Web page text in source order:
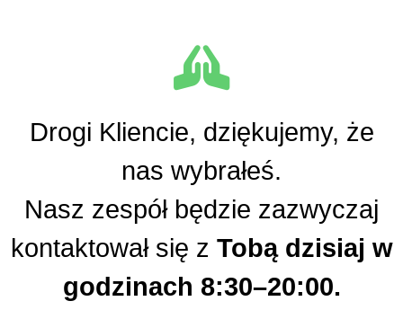
Drogi Kliencie, dziękujemy, że
nas wybrałeś.
Nasz zespół będzie zazwyczaj
kontaktował się z Tobą dzisiaj w
godzinach 8:30–20:00.